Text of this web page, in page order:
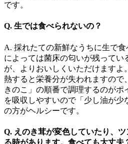
です。
Q. 生では食べられないの？
A. 採れたての新鮮なうちに生で
によっては菌床の匂いが残ってい
が、よりおいしくいただけますよ
熱すると栄養分が失われますの
きのこ」の順番で調理するのがポ
を吸収しやすいので「少し油が少
の方がヘルシーです。
Q. えのき茸が変色していたり、
る時があります。食べても大丈夫